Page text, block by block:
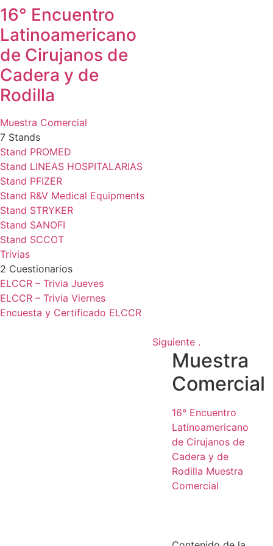
16° Encuentro
Latinoamericano
de Cirujanos de
Cadera y de
Rodilla
Muestra Comercial
7 Stands
Stand PROMED
Stand LINEAS HOSPITALARIAS
Stand PFIZER
Stand R&V Medical Equipments
Stand STRYKER
Stand SANOFI
Stand SCCOT
Trivias
2 Cuestionarios
ELCCR – Trivia Jueves
ELCCR – Trivia Viernes
Encuesta y Certificado ELCCR
Siguiente .
Muestra
Comercial
16° Encuentro
Latinoamericano
de Cirujanos de
Cadera y de
Rodilla Muestra
Comercial